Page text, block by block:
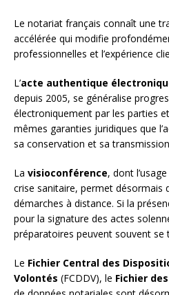
Le notariat français connaît une
accélérée qui modifie
professionnelles et l’expérience
L’acte authentique
depuis 2005, se généralise
électroniquement par les parties
mêmes garanties juridiques que
sa conservation et sa
La visioconférence, dont
crise sanitaire, permet désormais
démarches à distance. Si la
pour la signature des actes
préparatoires peuvent souvent se
Le Fichier Central des
Volontés (FCDDV), le Fichier